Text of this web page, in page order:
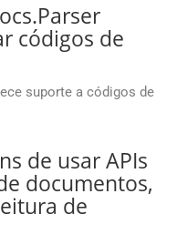
códigos de
suporte a códigos de
de usar APIs
documentos,
de